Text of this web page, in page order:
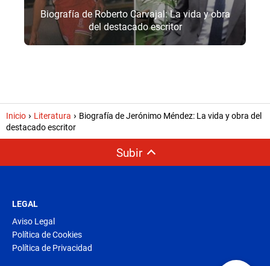
Biografía de Roberto Carvajal: La vida y obra
del destacado escritor
Inicio Literatura
Biografía de Jerónimo Méndez: La vida y obra del
destacado escritor
Subir
LEGAL
Aviso Legal
Política de Cookies
Política de Privacidad